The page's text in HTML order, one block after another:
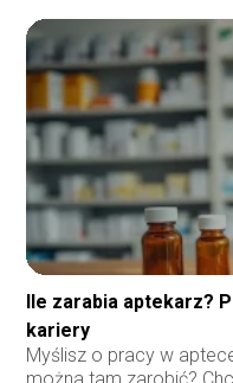
Ile zarabia aptekarz?
kariery
Myślisz o pracy w